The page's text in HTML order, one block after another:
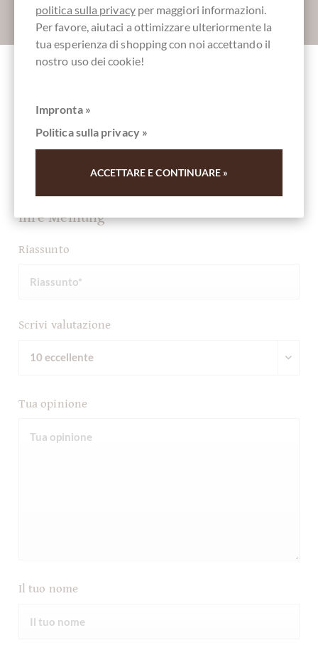
Absenden
Crème Pistacchio in dunkler Schokolade
per il vostro sostegno.
Ihre Meinung
Riassunto
Scrivi valutazione
Tua opinione
Il tuo nome
politica sulla privacyper maggiori informazioni.
Per favore, aiutaci a ottimizzare ulteriormente la
tua esperienza di shopping con noi accettando il
nostro uso dei cookie!
Impronta »
Politica sulla privacy »
ACCETTARE E CONTINUARE »